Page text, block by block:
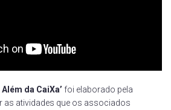
da CaiXa’ foi elaborado pela
as atividades que os associados